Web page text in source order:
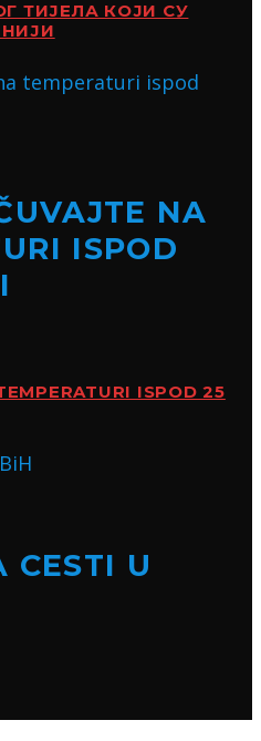
ТИЈЕЛА КОЈИ СУ
NA
ISPOD
ISPOD 25
CESTI U